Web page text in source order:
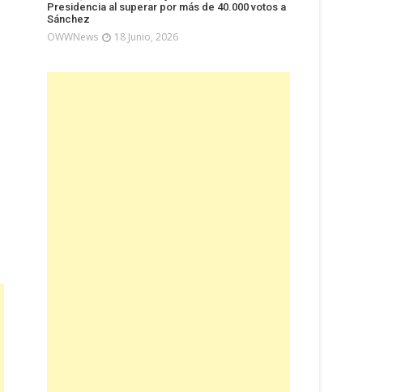
Presidencia al superar por más de 40.000 votos a
Sánchez
OWWNews 18 Junio, 2026